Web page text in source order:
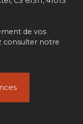
de vos
consulter notre